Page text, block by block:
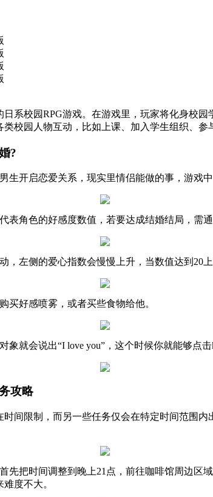
系校园RPG游戏。在游戏里，玩家将化身校
校园人物互动，比如上课、加入学生组织、
?
生开启恋爱关系，现实里情侣能做的事，游戏
表角色的好感度数值，若要达成结婚结局，需
，左侧的爱心指数会慢慢上升，当数值达到20
买好感喷雾，或者买些食物给他。
就会说出“I love you”，这个时候你就能够点击
攻略
间限制，而另一些任务仅会在特定时间范围
先把时间调整到晚上21点，前往咖啡馆周边区
度不大。